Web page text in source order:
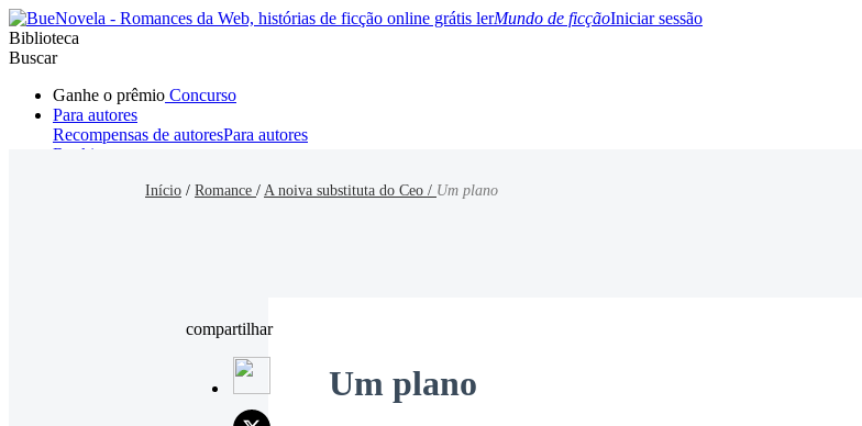
Mundo de ficçãoIniciar sessão
Biblioteca
Buscar
Ganhe o prêmio Concurso
Para autores
Recompensas de autoresPara autores
Ranking
Início / Romance / A noiva substituta do Ceo / Um plano
compartilhar
Um plano